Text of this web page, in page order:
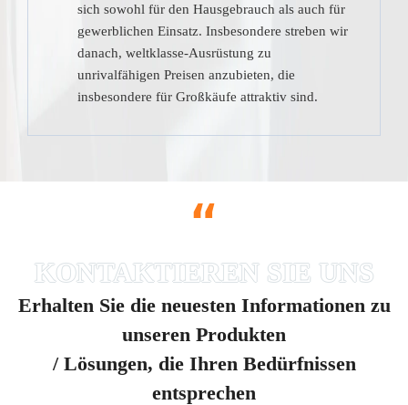
sich sowohl für den Hausgebrauch als auch für
gewerblichen Einsatz. Insbesondere streben wir
danach, weltklasse-Ausrüstung zu
unrivalfähigen Preisen anzubieten, die
insbesondere für Großkäufe attraktiv sind.
“
Erhalten Sie die neuesten Informationen zu
unseren Produkten
/ Lösungen, die Ihren Bedürfnissen
entsprechen